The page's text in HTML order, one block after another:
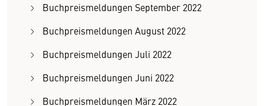
Buchpreismeldungen September 2022
Buchpreismeldungen August 2022
Buchpreismeldungen Juli 2022
Buchpreismeldungen Juni 2022
Buchpreismeldungen März 2022